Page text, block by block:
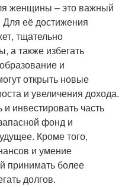
женщины – это важный
Для её достижения
тщательно
а также избегать
и
открыть новые
и увеличения дохода.
инвестировать часть
фонд и
Кроме того,
и умение
принимать более
долгов.